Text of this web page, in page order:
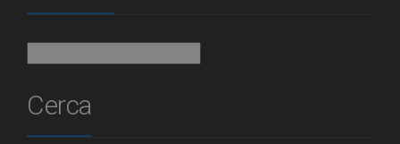
Cerca